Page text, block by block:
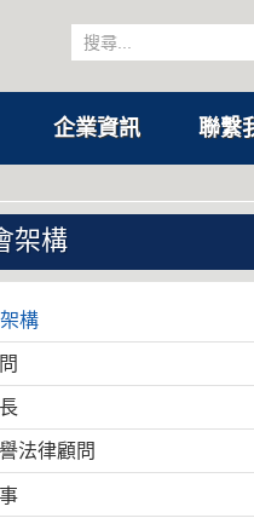
企業資訊 聯繫
架構
構
法律顧問